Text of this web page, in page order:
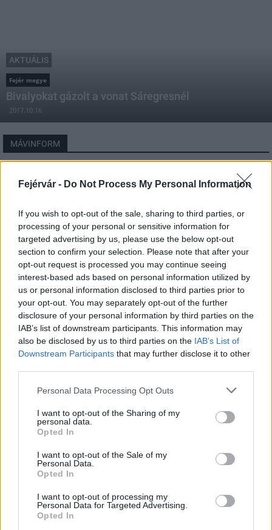
Fejérvár - Do Not Process My Personal Information
If you wish to opt-out of the sale, sharing to third parties, or
processing of your personal or sensitive information for
targeted advertising by us, please use the below opt-out
section to confirm your selection. Please note that after your
opt-out request is processed you may continue seeing
interest-based ads based on personal information utilized by
us or personal information disclosed to third parties prior to
your opt-out. You may separately opt-out of the further
disclosure of your personal information by third parties on the
IAB’s list of downstream participants. This information may
also be disclosed by us to third parties on the IAB’s List of
Downstream Participants that may further disclose it to other
Please note that this website/app uses one or more Google
not limited to your visit or usage behaviour. You may click to
grant or deny consent to Google and its third-party tags to
use your data for below specified purposes in below Google
consent section.
Personal Data Processing Opt Outs
I want to opt-out of the Sharing of my
personal data.
Opted In
I want to opt-out of the Sale of my
Personal Data.
Opted In
I want to opt-out of processing my
Personal Data for Targeted Advertising.
Opted In
AKTUÁLIS
Fejér megye
Bivalyokat gázolt a vonat Sáregresnél
2017.10.16
MÁVINFORM
Név
E-mail cím
Feliratkozom a hírlevélre és elfogadom azadatvédelmi
szabályzatot!
FELIRATKOZÁS
termeléssel tehermentesíti a
villamosenergia-rendszert a STRABAG
Országos hírek